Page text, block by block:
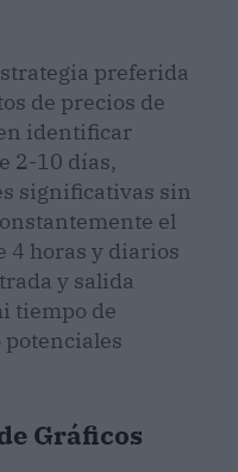
preferida
de precios de
identificar
2-10 días,
significativas sin
el
4 horas y diarios
y salida
tiempo de
Gráficos